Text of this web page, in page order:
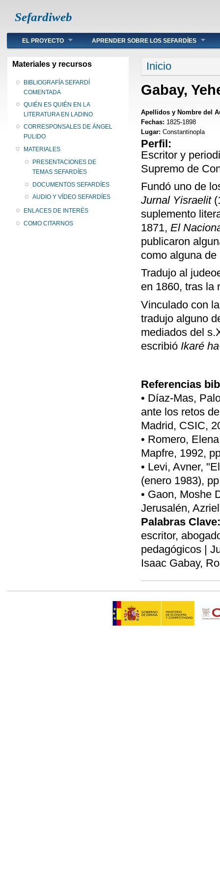
Sefardiweb
Main menu
EL PROYECTO APRENDER SOBRE LOS SEFARDÍES
Materiales y recursos
BIBLIOGRAFÍA SEFARDÍ
COMENTADA
QUIÉN ES QUIÉN EN LA
LITERATURA EN LADINO
CORRESPONSALES DE ÁNGEL
PULIDO
MATERIALES
PRESENTACIONES DE
TEMAS SEFARDÍES
DOCUMENTOS SEFARDÍES
AUDIO Y VÍDEO SEFARDÍES
ENLACES DE INTERÉS
COMO CITARNOS
Se encuentra
Inicio
Gabay,
Apellidos y Nombre del
Fechas: 1825-1898
Lugar: Constantinopla
Perfil:
Escritor y
Supremo de
Fundó uno de
Jurnal Yisraelit
suplemento
1871, El
publicaron
como alguna
Tradujo al
en 1860, tras la
Vinculado con
tradujo alguno
mediados del
escribió Ikaré
Referencias
• Díaz-Mas,
ante los retos
Madrid, CSIC,
• Romero,
Mapfre, 1992,
• Levi, Avner,
(enero 1983),
• Gaon, Moshe
Jerusalén,
Palabras Clave:
escritor,
pedagógicos |
Isaac Gabay,